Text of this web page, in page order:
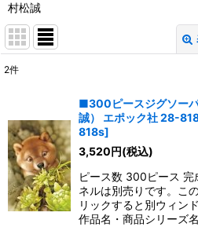
村松誠
並び順:
絞り込む
2件
■300ピースジグソー
誠） エポック社 28-
818s]
3,520円(税込)
ピース数 300ピース
ネルは別売りです。こ
リックすると別ウィン
作品名・商品シリーズ